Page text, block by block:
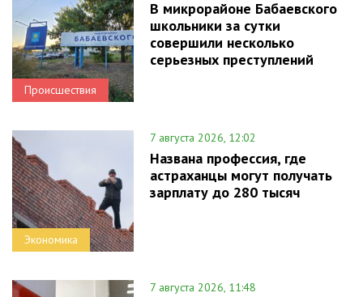
Происшествия
В микрорайоне Бабаевского
школьники за сутки
совершили несколько
серьезных преступлений
Экономика
7 августа 2026, 12:02
Названа профессия, где
астраханцы могут получать
зарплату до 280 тысяч
7 августа 2026, 11:48